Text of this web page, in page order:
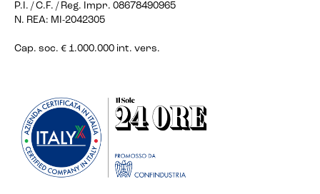
P.I. / C.F. / Reg. Impr. 08678490965
N. REA: MI-2042305
Cap. soc. € 1.000.000 int. vers.